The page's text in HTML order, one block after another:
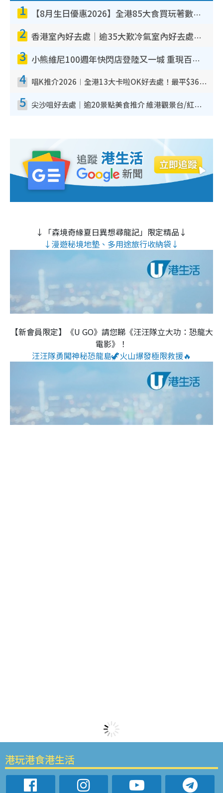
1 【8月生日優惠2026】全港85大食買玩著數攻略 自助餐/火鍋放題同行免費＋誠品/DONKI送現金券
2 香港室內好去處｜逾35大歎冷氣室內好去處推介 室內活動免費避雨無懼落雨
3 小熊維尼100週年快閃店登陸又一城 重現百畝森林經典場景／獨家限定盲盒登場／專屬DIY香水
4 唱K推介2026︱全港13大卡啦OK好去處！最平$36起 日文K都有！(附地址+收費詳情)
5 尖沙咀好去處｜逾20景點美食推介 維港觀景台/紅磚古蹟/九龍公園/室內遊樂場
↓「森境奇緣夏日異想尋龍記」限定精品↓
↓漫遊秘境地墊、多用途旅行收納袋↓
【新會員限定】《U GO》請您睇《汪汪隊立大功：恐龍大
電影》！
汪汪隊勇闖神秘恐龍島🦖火山爆發極限救援🔥
港玩港食港生活